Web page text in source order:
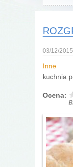
03/12/
Inne
kuchnia
Ocena: